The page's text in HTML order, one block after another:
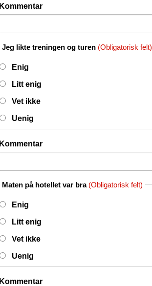
Kommentar
Jeg likte treningen og turen (Obligatorisk felt)
Enig
Litt enig
Vet ikke
Uenig
Kommentar
Maten på hotellet var bra (Obligatorisk felt)
Enig
Litt enig
Vet ikke
Uenig
Kommentar